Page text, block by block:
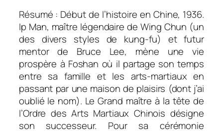
Résumé : Début de l’histoire en Chine, 1936.
Ip Man, maître légendaire de Wing Chun (un
des divers styles de kung-fu) et futur
mentor de Bruce Lee, mène une vie
prospère à Foshan où il partage son temps
entre sa famille et les arts-martiaux en
passant par une maison de plaisirs (dont j’ai
oublié le nom). Le Grand maître à la tête de
l’Ordre des Arts Martiaux Chinois désigne
son successeur. Pour sa cérémonie